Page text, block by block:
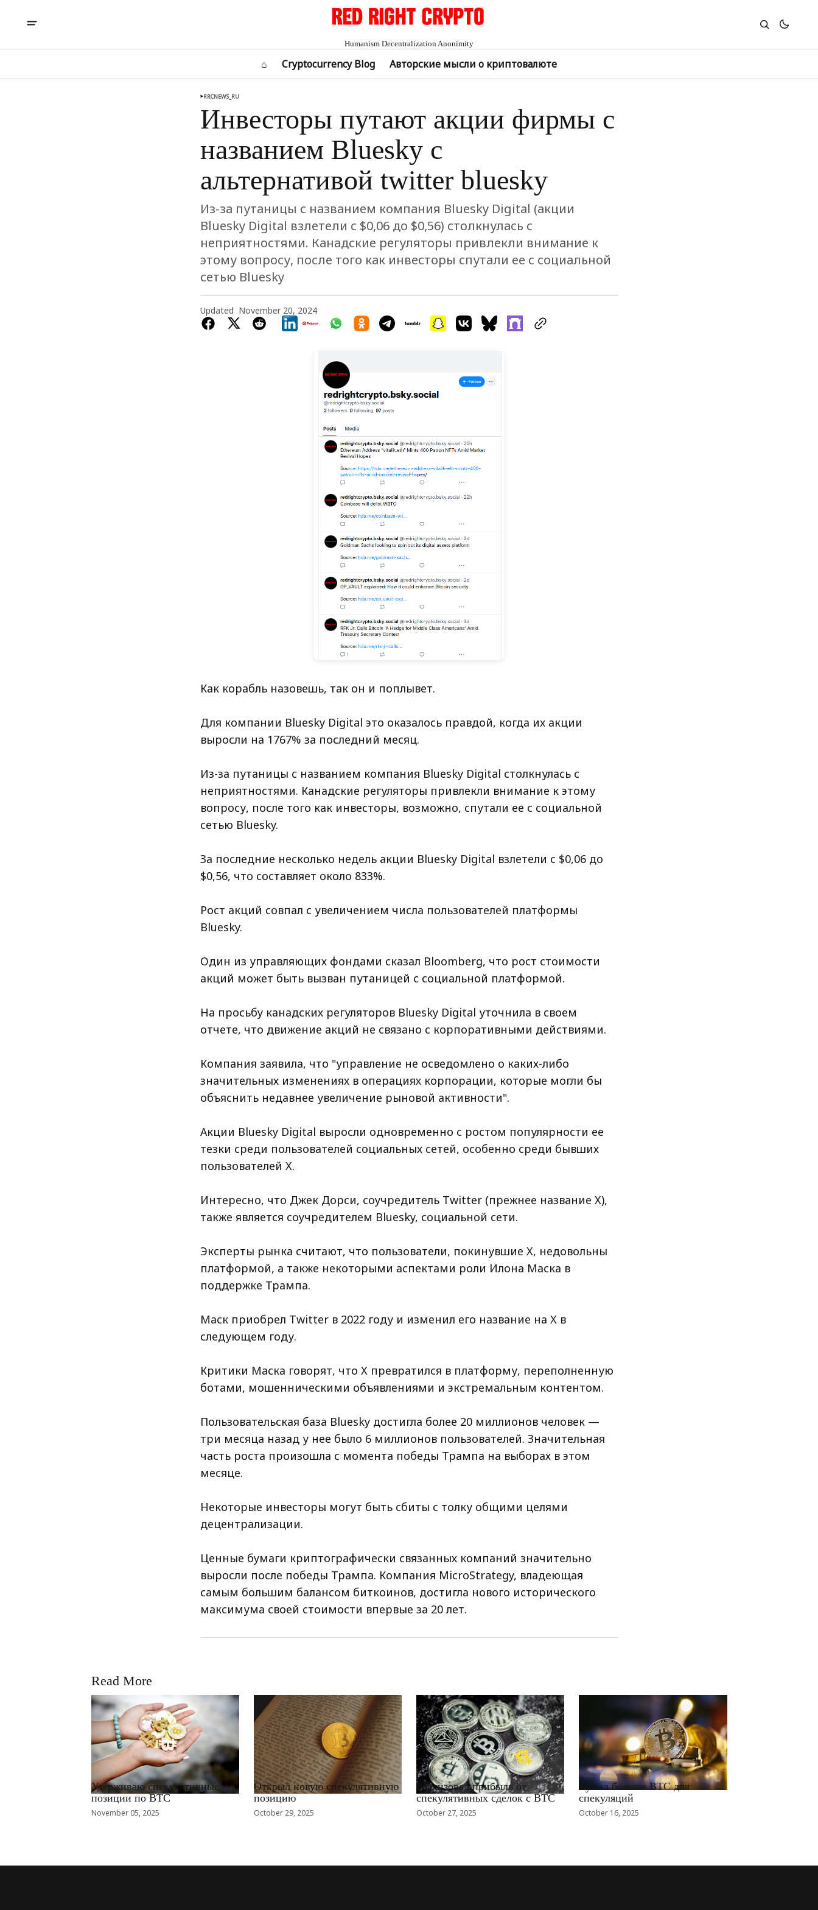
Humanism Decentralization Anonimity
⌂ Cryptocurrency Blog Авторские мысли о криптовалюте
RRCNEWS_RU
Инвесторы путают акции фирмы с
названием Bluesky с
альтернативой twitter bluesky
Из-за путаницы с названием компания Bluesky Digital (акции
Bluesky Digital взлетели с $0,06 до $0,56) столкнулась с
неприятностями. Канадские регуляторы привлекли внимание к
этому вопросу, после того как инвесторы спутали ее с социальной
сетью Bluesky
Updated November 20, 2024
Как корабль назовешь, так он и поплывет.
Для компании Bluesky Digital это оказалось правдой, когда их акции
выросли на 1767% за последний месяц.
Из-за путаницы с названием компания Bluesky Digital столкнулась с
неприятностями. Канадские регуляторы привлекли внимание к этому
вопросу, после того как инвесторы, возможно, спутали ее с социальной
сетью Bluesky.
За последние несколько недель акции Bluesky Digital взлетели с $0,06 до
$0,56, что составляет около 833%.
Рост акций совпал с увеличением числа пользователей платформы
Bluesky.
Один из управляющих фондами сказал Bloomberg, что рост стоимости
акций может быть вызван путаницей с социальной платформой.
На просьбу канадских регуляторов Bluesky Digital уточнила в своем
отчете, что движение акций не связано с корпоративными действиями.
Компания заявила, что "управление не осведомлено о каких-либо
значительных изменениях в операциях корпорации, которые могли бы
объяснить недавнее увеличение рыновой активности".
Акции Bluesky Digital выросли одновременно с ростом популярности ее
тезки среди пользователей социальных сетей, особенно среди бывших
пользователей X.
Интересно, что Джек Дорси, соучредитель Twitter (прежнее название X),
также является соучредителем Bluesky, социальной сети.
Эксперты рынка считают, что пользователи, покинувшие X, недовольны
платформой, а также некоторыми аспектами роли Илона Маска в
поддержке Трампа.
Маск приобрел Twitter в 2022 году и изменил его название на X в
следующем году.
Критики Маска говорят, что X превратился в платформу, переполненную
ботами, мошенническими объявлениями и экстремальным контентом.
Пользовательская база Bluesky достигла более 20 миллионов человек —
три месяца назад у нее было 6 миллионов пользователей. Значительная
часть роста произошла с момента победы Трампа на выборах в этом
месяце.
Некоторые инвесторы могут быть сбиты с толку общими целями
децентрализации.
Ценные бумаги криптографически связанных компаний значительно
выросли после победы Трампа. Компания MicroStrategy, владеющая
самым большим балансом биткоинов, достигла нового исторического
максимума своей стоимости впервые за 20 лет.
Read More
RRCNEWS_RU
Удерживаю спекулятивные
позиции по BTC
November 05, 2025
RRCNEWS_RU
Открыл новую спекулятивную
позицию
October 29, 2025
RRCNEWS_RU
Реализовал прибыль от
спекулятивных сделок с BTC
October 27, 2025
RRCNEWS_RU
Купил больше BTC для
спекуляций
October 16, 2025